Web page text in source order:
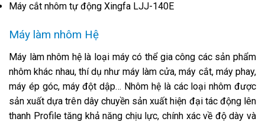
Máy cắt nhôm tự động Xingfa LJJ-140E
Máy làm nhôm Hệ
Máy làm nhôm hệ là loại máy có thể gia công các sản phẩm
nhôm khác nhau, thí dụ như máy làm cửa, máy cắt, máy phay,
máy ép góc, máy đột dập… Nhôm hệ là các loại nhôm được
sản xuất dựa trên dây chuyền sản xuất hiện đại tác động lên
thanh Profile tăng khả năng chịu lực, chính xác về độ dày và